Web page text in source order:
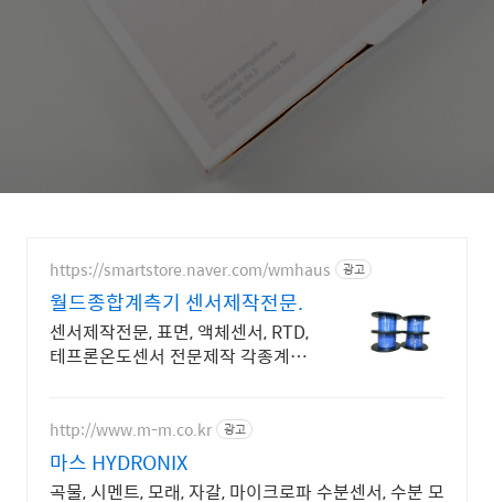
https://smartstore.naver.com/wmhaus 광고
월드종합계측기 센서제작전문.
센서제작전문, 표면, 액체센서, RTD,
테프론온도센서 전문제작 각종계측
http://www.m-m.co.kr 광고
마스 HYDRONIX
곡물, 시멘트, 모래, 자갈, 마이크로파 수분센서, 수분 모